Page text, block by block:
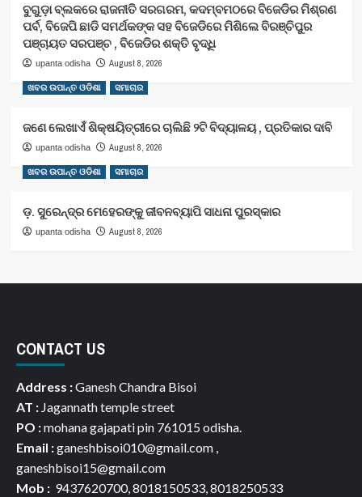
ବୁଗୁଡ଼ା ବ୍ଲକରେ ରାଜନୀତି ସରଗରମ, କଦମ୍ବମଠରେ ବିଜେଡିର ମିଶ୍ରଣ
ପର୍ବ, ବିଜେପି ଛାଡି ସମର୍ଥକଙ୍କ ସହ ବିଜେଡିରେ ମିଶିଲେ ବିରଞ୍ଚିପୁର
ପଞ୍ଚାୟତ ସରପଞ୍ଚ , ବିଜେଡିର ଶକ୍ତି ବୃଦ୍ଧି
upanta odisha August 8, 2026
ଖବର ଉପାନ୍ତ ଓଡିଶା ସମାଚାର
ଜଣେ ଲେଖାଏଁ ଶିକ୍ଷୟିତ୍ରୀରେ ଚାଲିଛି ୨ଟି ବିଦ୍ୟାଳୟ , ପ୍ରତିକାର ଦାବି
upanta odisha August 8, 2026
ଖବର ଉପାନ୍ତ ଓଡିଶା ସମାଚାର
ଡ଼. ସୁରେନ୍ଦ୍ର ମେହେରଙ୍କୁ ଜୀବନବ୍ୟାପି ସାଧନା ପୁରସ୍କାର
upanta odisha August 8, 2026
CONTACT US
Address :Ganesh Chandra Bisoi
AT : Jagannath temple street
PO :mohana gajapati pin 761015 odisha.
Email :ganeshbisoi010@gmail.com ,
ganeshbisoi15@gmail.com
Mob : 9437620700, 8018150533, 8018250533